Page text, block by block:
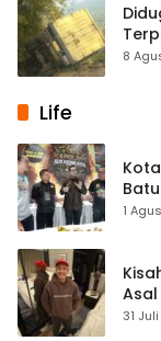
8
Life
1
Asal
31